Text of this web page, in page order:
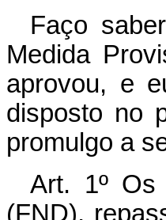
Faço
Medida
aprovou, e
disposto no
promulgo a
Art. 1º Os
(FND),